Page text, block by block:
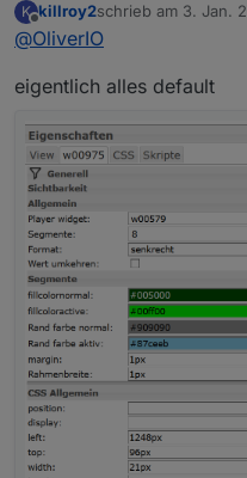
K
Offline
killroy2schrieb am 3. Jan.
zuletzt editiert von
@OliverIO
eigentlich alles default